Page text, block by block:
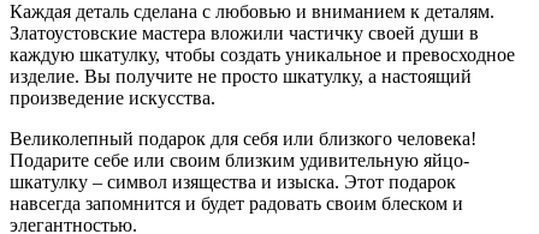
Каждая деталь сделана с любовью и вниманием к деталям.
Златоустовские мастера вложили частичку своей души в
каждую шкатулку, чтобы создать уникальное и превосходное
изделие. Вы получите не просто шкатулку, а настоящий
произведение искусства.
Великолепный подарок для себя или близкого человека!
Подарите себе или своим близким удивительную яйцо-
шкатулку – символ изящества и изыска. Этот подарок
навсегда запомнится и будет радовать своим блеском и
элегантностью.